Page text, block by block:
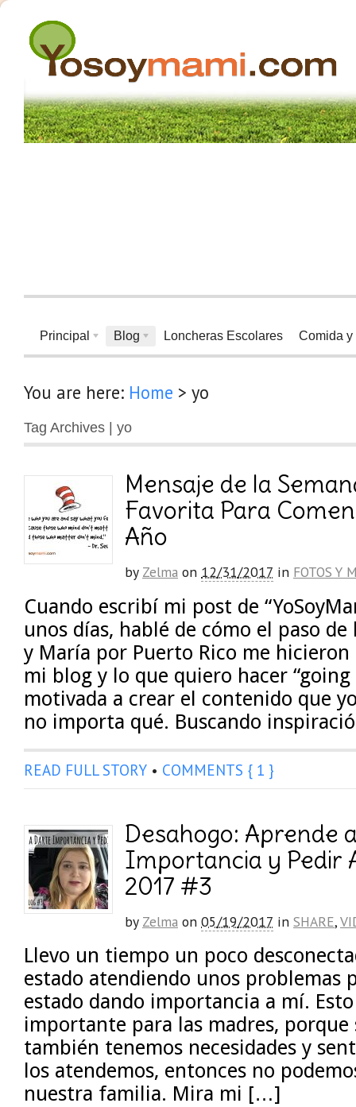
Principal Blog Loncheras Escolares Comida y
You are here: Home > yo
Tag Archives | yo
Mensaje de la
Favorita Para
Año
by Zelma on 12/31/2017 in FOTOS Y
Cuando escribí mi post de
unos días, hablé de cómo el paso
y María por Puerto Rico me
mi blog y lo que quiero hacer
motivada a crear el contenido que
no importa qué. Buscando
READ FULL STORY • COMMENTS { 1 }
Desahogo: Aprende
Importancia y Pedir
2017 #3
by Zelma on 05/19/2017 in SHARE,
Llevo un tiempo un poco
estado atendiendo unos problemas
estado dando importancia a mí.
importante para las madres, porque
también tenemos necesidades y
los atendemos, entonces no
nuestra familia. Mira mi […]